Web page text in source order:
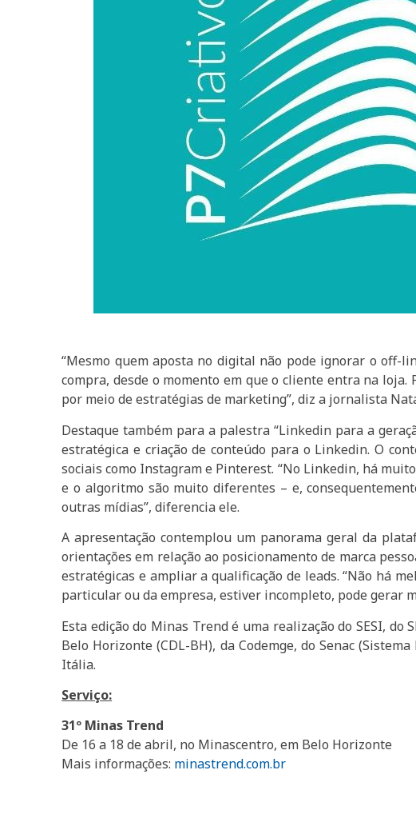
“Mesmo quem aposta no digital não pode ignorar o off-
compra, desde o momento em que o cliente entra na
por meio de estratégias de marketing”, diz a jornalista
Destaque também para a palestra “Linkedin para a
estratégica e criação de conteúdo para o Linkedin. O
sociais como Instagram e Pinterest. “No Linkedin, há
e o algoritmo são muito diferentes – e,
outras mídias”, diferencia ele.
A apresentação contemplou um panorama geral da
orientações em relação ao posicionamento de marca
estratégicas e ampliar a qualificação de leads. “Não há
particular ou da empresa, estiver incompleto, pode gerar
Esta edição do Minas Trend é uma realização do SESI,
Belo Horizonte (CDL-BH), da Codemge, do Senac
Itália.
Serviço:
31º Minas Trend
De 16 a 18 de abril, no Minascentro, em Belo Horizonte
Mais informações: minastrend.com.br